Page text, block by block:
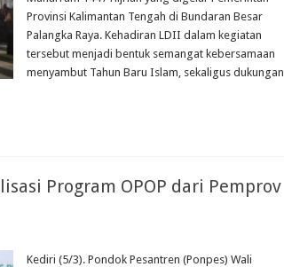
Provinsi Kalimantan Tengah di Bundaran Besar
Palangka Raya. Kehadiran LDII dalam kegiatan
tersebut menjadi bentuk semangat kebersamaan
menyambut Tahun Baru Islam, sekaligus dukungan
Program OPOP dari Pemprov
Kediri (5/3). Pondok Pesantren (Ponpes) Wali